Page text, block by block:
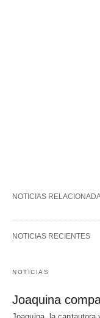
NOTICIAS
NOTICIAS RECIENTES
NOTICIAS
Joaquina